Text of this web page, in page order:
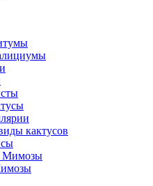
кактусов